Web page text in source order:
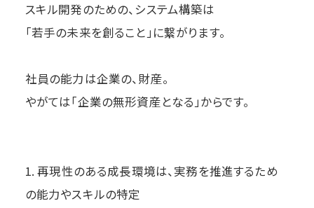
スキル開発のための、システム構築は
「若手の未来を創ること」に繋がります。
社員の能力は企業の、財産。
やがては「企業の無形資産となる」からです。
1. 再現性のある成長環境は、実務を推進するため
の能力やスキルの特定